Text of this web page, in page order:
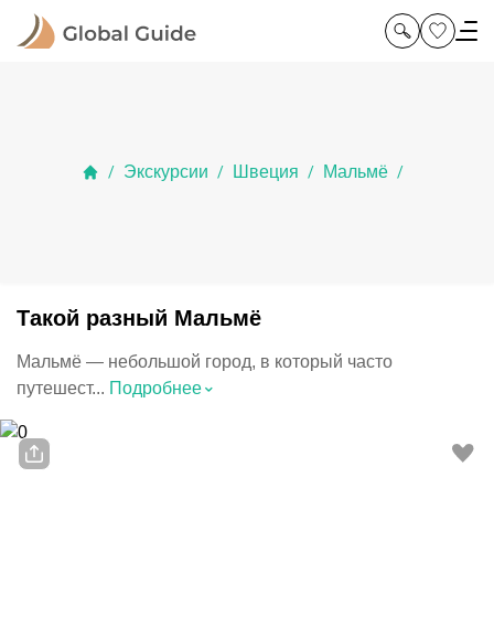
/ Экскурсии / Швеция / Мальмё /
Такой разный Мальмё
Мальмё — небольшой город, в который часто
путешест... Подробнее⌃